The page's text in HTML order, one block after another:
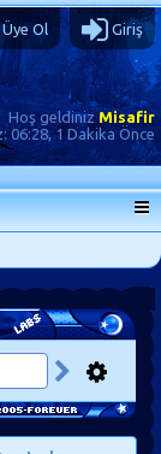
Üye Ol Giriş
Hoş geldinizMisafir
06:28, 1 Dakika Önce